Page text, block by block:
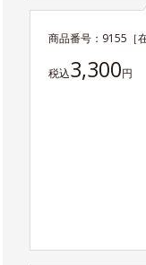
商品番号： 9155 ［
税込3,300円